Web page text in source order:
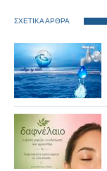
ΣΧΕΤΙΚΑ ΑΡΘΡΑ